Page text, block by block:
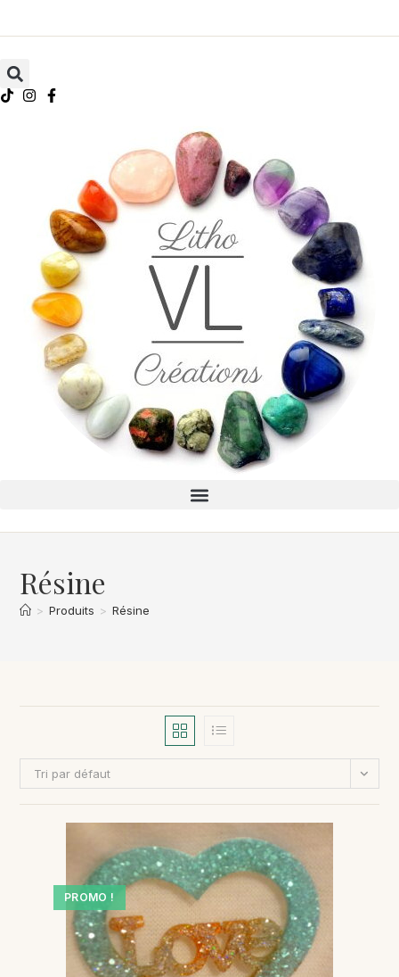
Résine
> Produits > Résine
Tri par défaut
PROMO !